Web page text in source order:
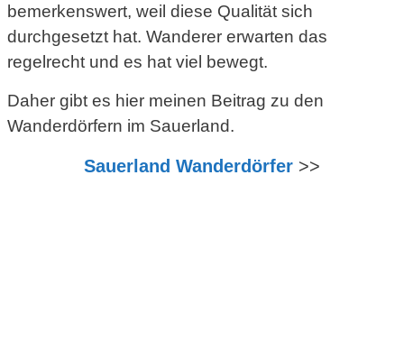
bemerkenswert, weil diese Qualität sich
durchgesetzt hat. Wanderer erwarten das
regelrecht und es hat viel bewegt.
Daher gibt es hier meinen Beitrag zu den
Wanderdörfern im Sauerland.
Sauerland Wanderdörfer >>